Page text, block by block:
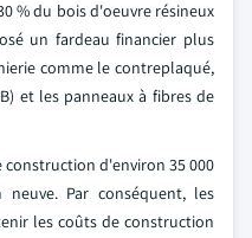
% du bois d'oeuvre résineux
un fardeau financier plus
comme le contreplaqué,
et les panneaux à fibres de
d'environ 35 000
Par conséquent, les
les coûts de construction